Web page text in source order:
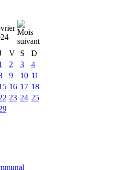
V S
D
2 3
4
9 10 11
16 17 18
23 24 25